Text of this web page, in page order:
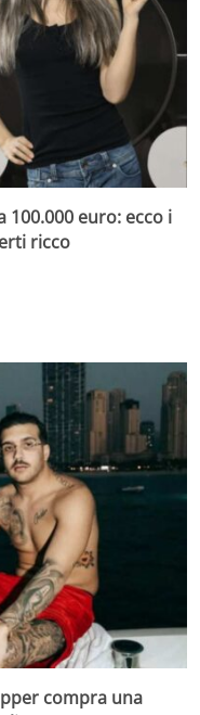
100.000 euro: ecco i
ricco
compra una